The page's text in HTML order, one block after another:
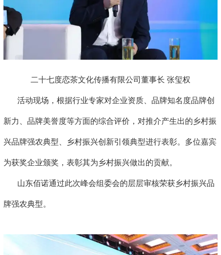
二十七度恋茶文化传播有限公司董事长 张玺权
活动现场，根据行业专家对企业资质、品牌知名度品牌创
新力、品牌美誉度等方面的综合评价，对推介产生出的乡村振
兴品牌强农典型、乡村振兴创新引领典型进行表彰。多位嘉宾
为获奖企业颁奖，表彰其为乡村振兴做出的贡献。
山东佰诺通过此次峰会组委会的层层审核荣获乡村振兴品
牌强农典型。